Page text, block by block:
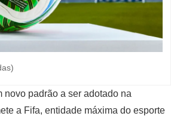
padrão a ser adotado na
a Fifa, entidade máxima do esporte